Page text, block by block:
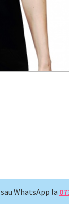
sau WhatsApp la